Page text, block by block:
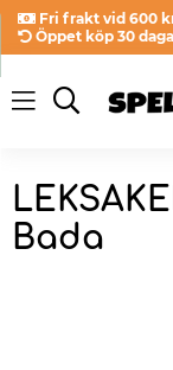
Fri frakt vid 600
Öppet köp 30
Bada